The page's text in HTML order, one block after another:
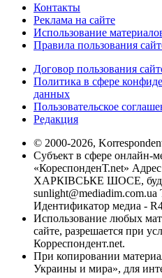
Контакты
Реклама на сайте
Использование
Правила пользования
Договор пользования
Политика в сфере
данных
Пользовательское
Редакция
© 2000-2026,
Субъект в сфере онлайн-
«КореспонденТ.net»
ХАРКІВСЬКЕ ШОСЕ,
sunlight@mediadim.com.ua
Идентификатор медиа -
Использование любых
сайте, разрешается при
Корреспондент.net.
При копировании
Украины и мира», для